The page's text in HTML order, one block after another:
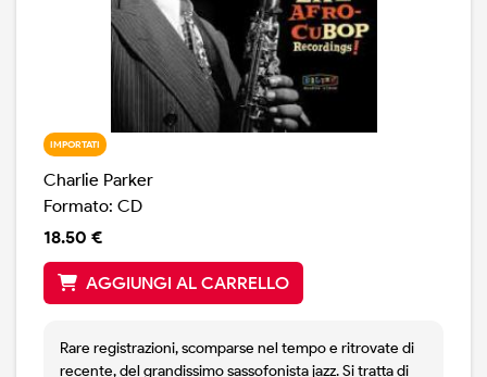
IMPORTATI
Charlie Parker
Formato: CD
18.50 €
AGGIUNGI AL CARRELLO
Rare registrazioni, scomparse nel tempo e ritrovate di
recente, del grandissimo sassofonista jazz. Si tratta di